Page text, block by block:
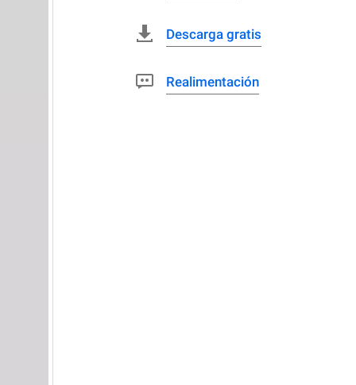
Descarga gratis
Realimentación